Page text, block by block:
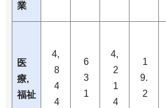
業
医
療,
福祉
4,
8
4
4
6
3
1
4,
2
1
4
1
9.
2